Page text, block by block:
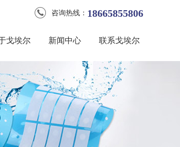
18665855806
咨询热线：
戈埃尔 新闻中心 联系戈埃尔